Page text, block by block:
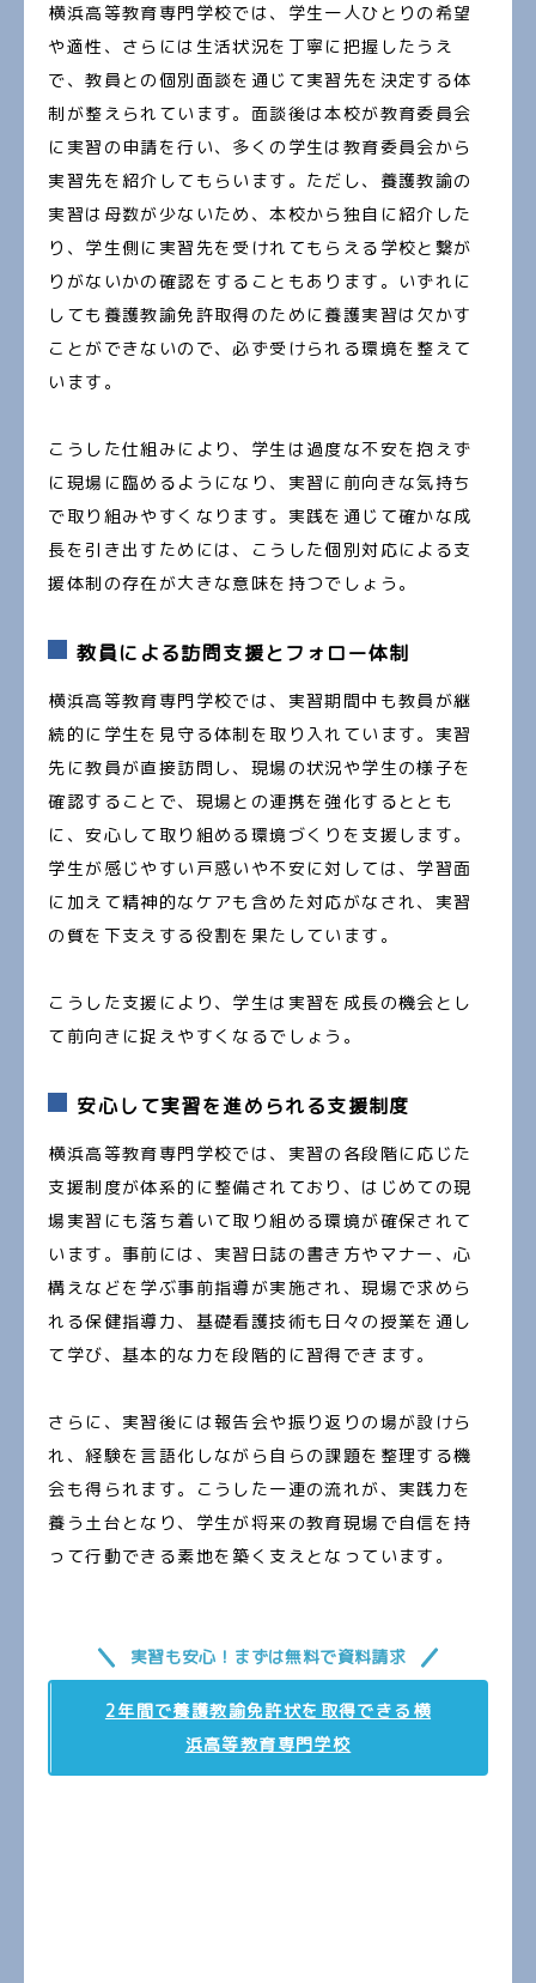
横浜高等教育専門学校では、学生一人ひとりの希望
や適性、さらには生活状況を丁寧に把握したうえ
で、教員との個別面談を通じて実習先を決定する体
制が整えられています。面談後は本校が教育委員会
に実習の申請を行い、多くの学生は教育委員会から
実習先を紹介してもらいます。ただし、養護教諭の
実習は母数が少ないため、本校から独自に紹介した
り、学生側に実習先を受けれてもらえる学校と繋が
りがないかの確認をすることもあります。いずれに
しても養護教諭免許取得のために養護実習は欠かす
ことができないので、必ず受けられる環境を整えて
います。
こうした仕組みにより、学生は過度な不安を抱えず
に現場に臨めるようになり、実習に前向きな気持ち
で取り組みやすくなります。実践を通じて確かな成
長を引き出すためには、こうした個別対応による支
援体制の存在が大きな意味を持つでしょう。
教員による訪問支援とフォロー体制
横浜高等教育専門学校では、実習期間中も教員が継
続的に学生を見守る体制を取り入れています。実習
先に教員が直接訪問し、現場の状況や学生の様子を
確認することで、現場との連携を強化するととも
に、安心して取り組める環境づくりを支援します。
学生が感じやすい戸惑いや不安に対しては、学習面
に加えて精神的なケアも含めた対応がなされ、実習
の質を下支えする役割を果たしています。
こうした支援により、学生は実習を成長の機会とし
て前向きに捉えやすくなるでしょう。
安心して実習を進められる支援制度
横浜高等教育専門学校では、実習の各段階に応じた
支援制度が体系的に整備されており、はじめての現
場実習にも落ち着いて取り組める環境が確保されて
います。事前には、実習日誌の書き方やマナー、心
構えなどを学ぶ事前指導が実施され、現場で求めら
れる保健指導力、基礎看護技術も日々の授業を通し
て学び、基本的な力を段階的に習得できます。
さらに、実習後には報告会や振り返りの場が設けら
れ、経験を言語化しながら自らの課題を整理する機
会も得られます。こうした一連の流れが、実践力を
養う土台となり、学生が将来の教育現場で自信を持
って行動できる素地を築く支えとなっています。
実習も安心！まずは無料で資料請求
2年間で養護教諭免許状を取得できる横
浜高等教育専門学校